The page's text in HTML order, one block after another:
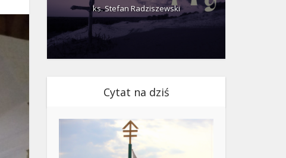
ks. Stefan Radziszewski
Cytat na dziś